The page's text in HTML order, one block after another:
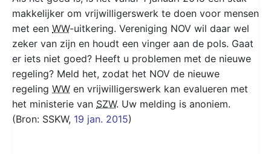
makkelijker om vrijwilligerswerk te doen voor mensen
met een WW-uitkering. Vereniging NOV wil daar wel
zeker van zijn en houdt een vinger aan de pols. Gaat
er iets niet goed? Heeft u problemen met de nieuwe
regeling? Meld het, zodat het NOV de nieuwe
regeling WW en vrijwilligerswerk kan evalueren met
het ministerie van SZW. Uw melding is anoniem.
(Bron: SSKW, 19 jan. 2015)